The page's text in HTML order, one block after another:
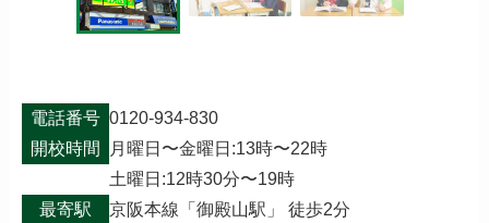
電話番号 0120-934-830
開校時間
月曜日〜金曜日:13時〜22時
土曜日:12時30分〜19時
最寄駅
京阪本線「御殿山駅」 徒歩2分